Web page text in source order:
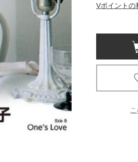
京都
京都
Vポイントの